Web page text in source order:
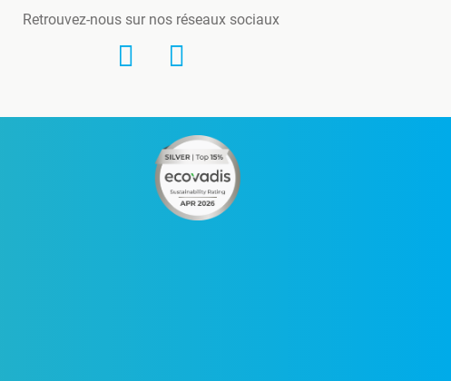
Retrouvez-nous sur nos réseaux sociaux